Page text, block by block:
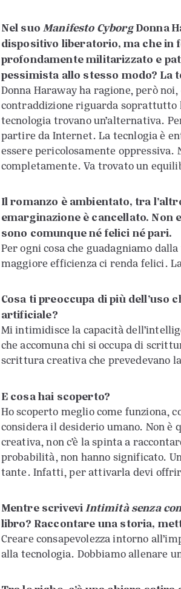
Nel suoManifesto CyborgDonna
dispositivo liberatorio, ma che in
profondamente militarizzato e
pessimista allo stesso modo? La
Donna Haraway ha ragione, però
contraddizione riguarda soprattutto
tecnologia trovano un’alternativa.
partire da Internet. La tecnlogia è
essere pericolosamente
completamente. Va trovato un
Il romanzo è ambientato, tra
emarginazione è cancellato. Non
sono comunque né felici né pari.
Per ogni cosa che guadagniamo
maggiore efficienza ci renda felici.
Cosa ti preoccupa di più dell’uso
artificiale?
Mi intimidisce la capacità
che accomuna chi si occupa di
scrittura creativa che prevedevano
E cosa hai scoperto?
Ho scoperto meglio come funziona,
considera il desiderio umano. Non è
creativa, non c’è la spinta a
probabilità, non hanno significato.
tante. Infatti, per attivarla devi
Mentre scriveviIntimità senza
libro? Raccontare una storia,
Creare consapevolezza intorno
alla tecnologia. Dobbiamo allenare